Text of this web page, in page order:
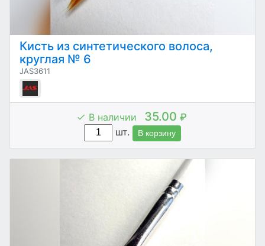
Кисть из синтетического волоса,
круглая № 6
JAS3611
В наличии 35.00 ₽
шт.
В корзину